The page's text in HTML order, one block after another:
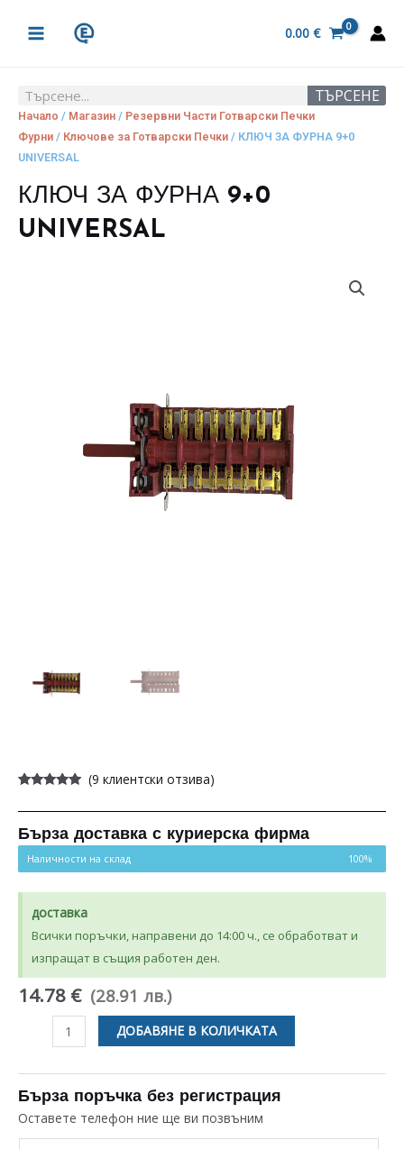
MENU
0.00 €
Search ТЪРСЕНЕ
Начало / Магазин / Резервни Части Готварски Печки
Фурни / Ключове за Готварски Печки / КЛЮЧ ЗА ФУРНА 9+0
UNIVERSAL
КЛЮЧ ЗА ФУРНА 9+0
UNIVERSAL
4.89от 5,
на
потребителски
оценки
(9 клиентски отзива)
Бърза доставка с куриерска фирма
Наличности на склад 100%
доставка
Всички поръчки, направени до 14:00 ч., се обработват и
изпращат в същия работен ден.
14.78 € (28.91 лв.)
количество
КЛЮЧ
ЗА
ФУРНА
9+0
ДОБАВЯНЕ В КОЛИЧКАТА
Бърза поръчка без регистрация
Оставете телефон ние ще ви позвъним